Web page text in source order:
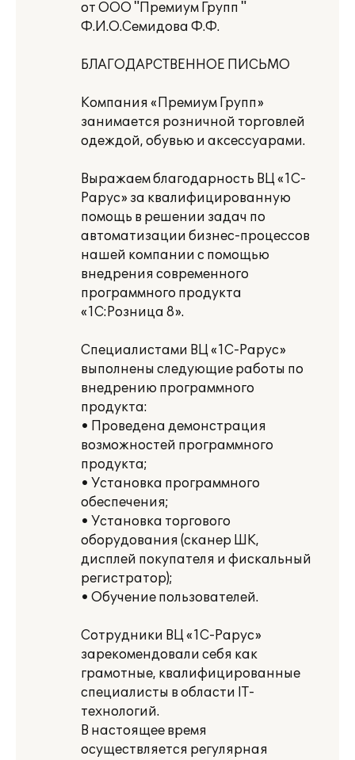
от ООО "Премиум Групп "
Ф.И.О.Семидова Ф.Ф.
БЛАГОДАРСТВЕННОЕ ПИСЬМО
Компания «Премиум Групп»
занимается розничной торговлей
одеждой, обувью и аксессуарами.
Выражаем благодарность ВЦ «1С-
Рарус» за квалифицированную
помощь в решении задач по
автоматизации бизнес-процессов
нашей компании с помощью
внедрения современного
программного продукта
«1С:Розница 8».
Специалистами ВЦ «1С-Рарус»
выполнены следующие работы по
внедрению программного
продукта:
• Проведена демонстрация
возможностей программного
продукта;
• Установка программного
обеспечения;
• Установка торгового
оборудования (сканер ШК,
дисплей покупателя и фискальный
регистратор);
• Обучение пользователей.
Сотрудники ВЦ «1С-Рарус»
зарекомендовали себя как
грамотные, квалифицированные
специалисты в области IT-
технологий.
В настоящее время
осуществляется регулярная